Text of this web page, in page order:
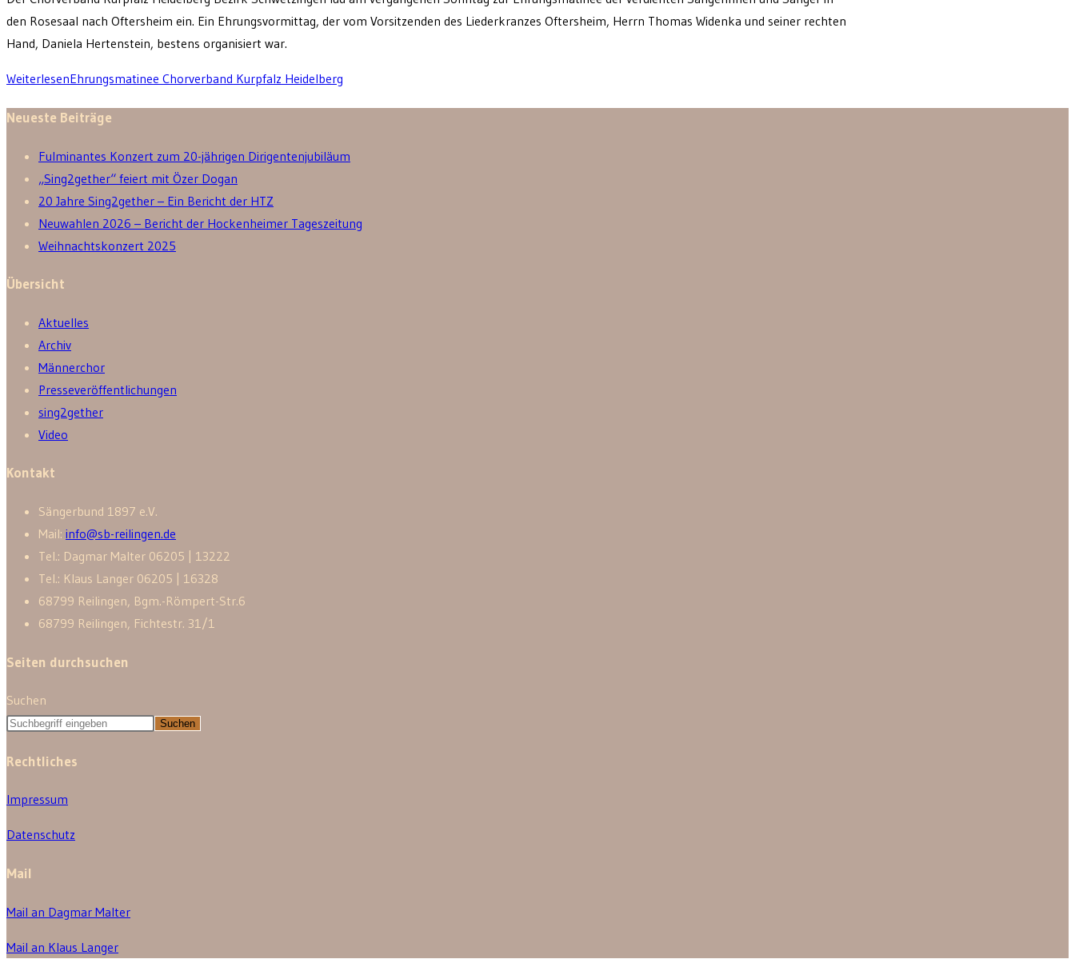
den Rosesaal nach Oftersheim ein. Ein Ehrungsvormittag, der vom Vorsitzenden des Liederkranzes Oftersheim, Herrn Thomas Widenka und seiner rechten
Hand, Daniela Hertenstein, bestens organisiert war.
WeiterlesenEhrungsmatinee Chorverband Kurpfalz Heidelberg
Neueste Beiträge
Fulminantes Konzert zum 20-jährigen Dirigentenjubiläum
„Sing2gether“ feiert mit Özer Dogan
20 Jahre Sing2gether – Ein Bericht der HTZ
Neuwahlen 2026 – Bericht der Hockenheimer Tageszeitung
Weihnachtskonzert 2025
Übersicht
Aktuelles
Archiv
Männerchor
Presseveröffentlichungen
sing2gether
Video
Kontakt
Sänger­bund 1897 e.V.
Mail: info@sb-reilingen.de
Tel.: Dagmar Malter 06205 | 13222
Tel.: Klaus Langer 06205 | 16328
68799 Reilingen, Bgm.-Römpert-Str.6
68799 Reilingen, Fichtestr. 31/1
Seiten durchsuchen
Suchen
Suchen
Rechtliches
Impressum
Datenschutz
Mail
Mail an Dagmar Malter
Mail an Klaus Langer